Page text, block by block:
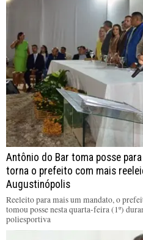
Antônio do Bar toma posse
torna o prefeito com mais
Augustinópolis
Reeleito para mais um mandato, o
tomou posse nesta quarta-feira (1º)
poliesportiva